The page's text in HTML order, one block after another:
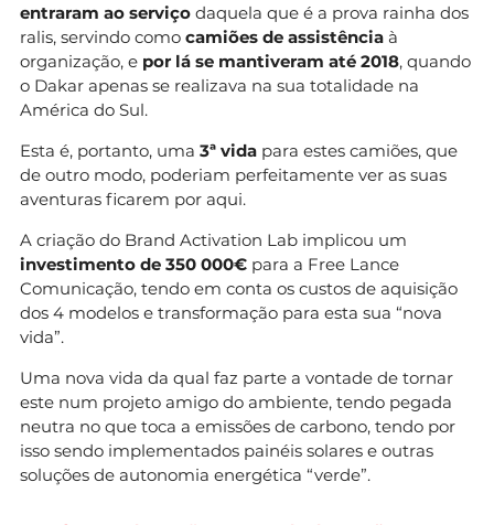
entraram ao serviço daquela que é a prova rainha dos
ralis, servindo como camiões de assistência à
organização, e por lá se mantiveram até 2018, quando
o Dakar apenas se realizava na sua totalidade na
América do Sul.
Esta é, portanto, uma 3ª vida para estes camiões, que
de outro modo, poderiam perfeitamente ver as suas
aventuras ficarem por aqui.
A criação do Brand Activation Lab implicou um
investimento de 350 000€ para a Free Lance
Comunicação, tendo em conta os custos de aquisição
dos 4 modelos e transformação para esta sua “nova
vida”.
Uma nova vida da qual faz parte a vontade de tornar
este num projeto amigo do ambiente, tendo pegada
neutra no que toca a emissões de carbono, tendo por
isso sendo implementados painéis solares e outras
soluções de autonomia energética “verde”.